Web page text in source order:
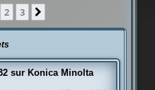
h
2 3
sur Konica Minolta